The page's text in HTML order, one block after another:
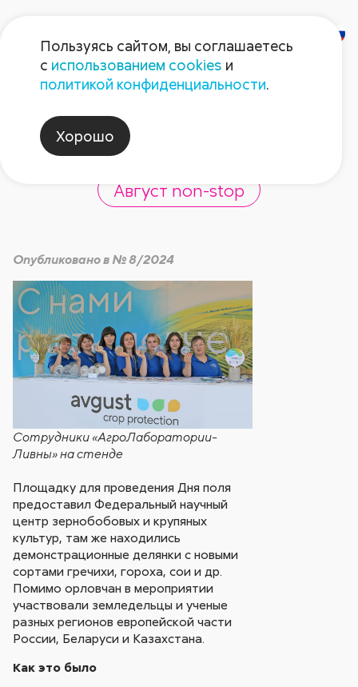
День поля на
Орловщине
Август non-stop
Опубликовано в № 8/2024
Сотрудники «АгроЛаборатории-
Ливны» на стенде
Площадку для проведения Дня поля
предоставил Федеральный научный
центр зернобобовых и крупяных
культур, там же находились
демонстрационные делянки с новыми
сортами гречихи, гороха, сои и др.
Помимо орловчан в мероприятии
участвовали земледельцы и ученые
разных регионов европейской части
России, Беларуси и Казахстана.
Как это было
Пользуясь сайтом, вы соглашаетесь
с использованием cookies и
политикой конфиденциальности.
Хорошо